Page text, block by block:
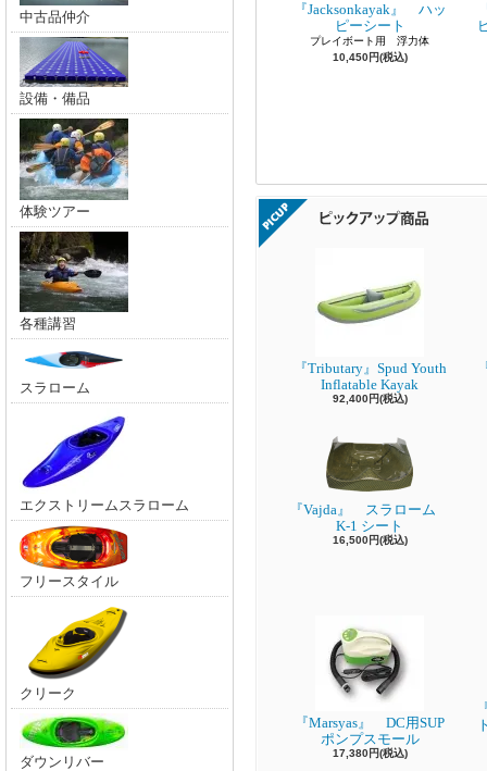
中古品仲介
設備・備品
体験ツアー
各種講習
スラローム
エクストリームスラローム
フリースタイル
クリーク
ダウンリバー
『Jacksonkayak』 ハッ
ピーシート
プレイボート用 浮力体
10,450円(税込)
『Tributary』Spud Youth
Inflatable Kayak
92,400円(税込)
『Vajda』 スラローム
K-1 シート
16,500円(税込)
『Marsyas』 DC用SUP
ポンプスモール
17,380円(税込)